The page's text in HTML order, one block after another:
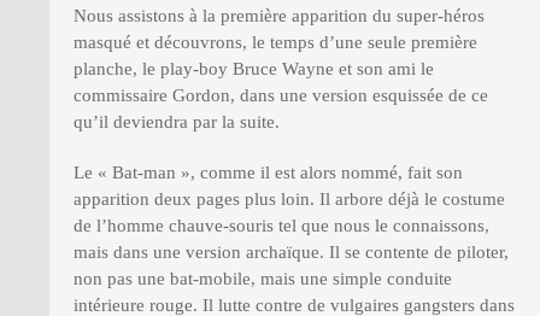
Nous assistons à la première apparition du super-héros
masqué et découvrons, le temps d’une seule première
planche, le play-boy Bruce Wayne et son ami le
commissaire Gordon, dans une version esquissée de ce
qu’il deviendra par la suite.
Le « Bat-man », comme il est alors nommé, fait son
apparition deux pages plus loin. Il arbore déjà le costume
de l’homme chauve-souris tel que nous le connaissons,
mais dans une version archaïque. Il se contente de piloter,
non pas une bat-mobile, mais une simple conduite
intérieure rouge. Il lutte contre de vulgaires gangsters dans